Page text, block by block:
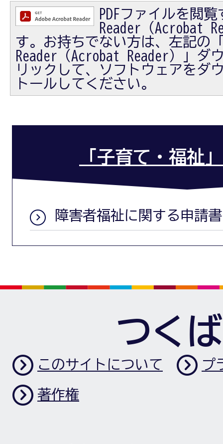
PDFファイルを閲
Reader（Acrobat
す。お持ちでない方は、左記の
Reader（Acrobat Reader）」ダ
リックして、ソフトウェアをダ
トールしてください。
「子育て・福祉
障害者福祉に関する申請書
つく
このサイトについて プ
著作権